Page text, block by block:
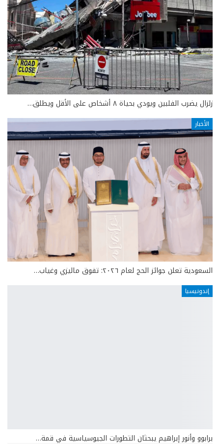
زلزال يضرب الفلبين ويودي بحياة ٨ أشخاص على الأقل ويطلق…
الأخبار
السعودية تعلن جوائز الحج لعام ٢٠٢٦: تفوق ماليزي وغياب…
إندونيسيا
برابوو وأنور إبراهيم يبحثان التطورات الجيوسياسية في قمة…